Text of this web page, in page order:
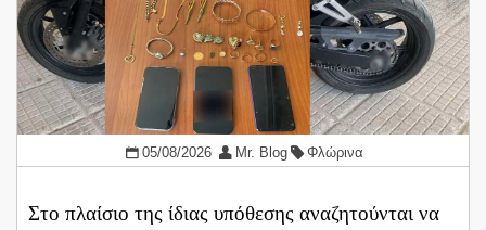
05/08/2026 Mr. Blog Φλώρινα
Στο πλαίσιο της ίδιας υπόθεσης αναζητούνται να